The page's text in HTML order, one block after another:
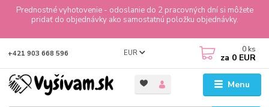
Prednostné vyhotovenie - odoslanie do 2 pracovných dní si môžete
pridať do objednávky ako samostatnú položku objednávky.
Menu
EUR
+421 903 668 596 0 ks
za 0 EUR